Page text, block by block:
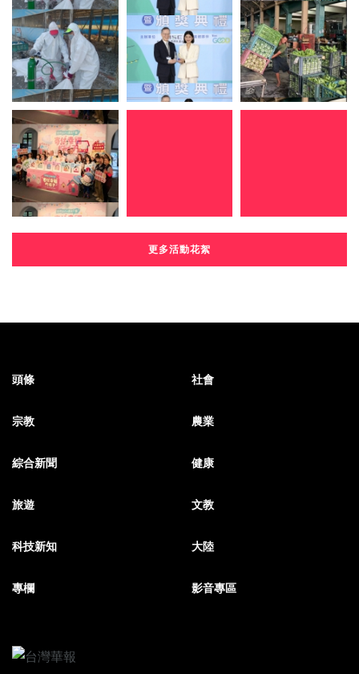
更多活動花絮
頭條 社會
宗教 農業
綜合新聞 健康
旅遊 文教
科技新知 大陸
專欄 影音專區